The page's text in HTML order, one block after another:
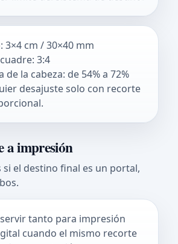
3×4 cm / 30×40 mm
3:4
de la cabeza: de 54% a 72%
desajuste solo con recorte
a impresión
si el destino final es un portal,
tanto para impresión
cuando el mismo recorte